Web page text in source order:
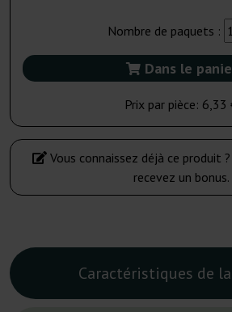
Nombre de paquets :
Dans le
Prix par pièce: 6,33
Vous connaissez déjà ce produit
recevez un bonus.
Caractéristiques de